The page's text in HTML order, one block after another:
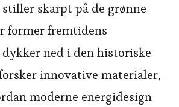
skarpt på de grønne
former fremtidens
ned i den historiske
innovative materialer,
moderne energidesign